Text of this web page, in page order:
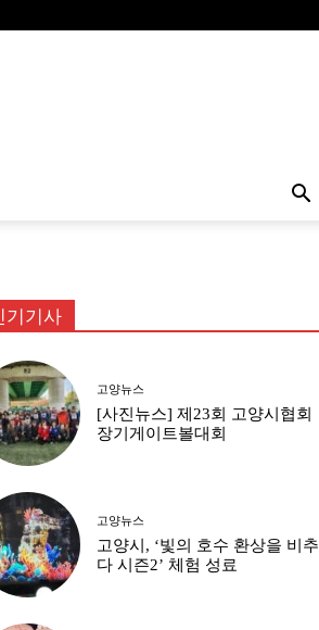
출력
기기사
고양뉴스
[사진뉴스] 제23회 고양시협회
장기게이트볼대회
고양뉴스
고양시, ‘빛의 호수 환상을 비추
다 시즌2’ 체험 성료